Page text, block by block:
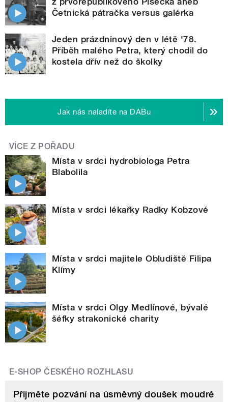
Četnická pátračka versus galérka
Jeden prázdninový den v létě '78.
Příběh malého Petra, který chodil do
kostela dřív než do školky
Jak nás naladíte na DABu
VÍCE Z POŘADU
Místa v srdci hydrobiologa Petra
Blabolila
Místa v srdci lékařky Radky Kobzové
Místa v srdci majitele Obludiště Filipa
Klímy
Místa v srdci Olgy Medlínové, bývalé
šéfky strakonické charity
E-SHOP ČESKÉHO ROZHLASU
Přijměte pozvání na úsměvný doušek moudré